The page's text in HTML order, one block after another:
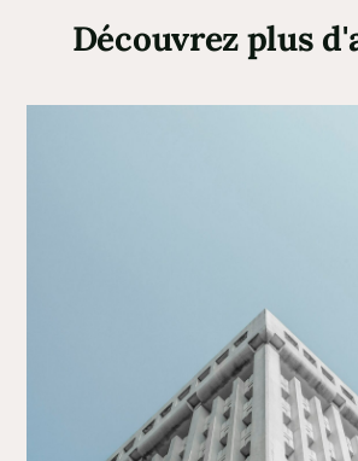
Découvrez plus